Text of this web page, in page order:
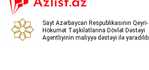
Sayt Azərbaycan Respublikasının Qeyri-
Hökumət Təşkilatlarına Dövlət Dəstəyi
Agentliyinin maliyyə dəstəyi ilə yaradılıb.